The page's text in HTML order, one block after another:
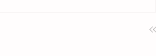
Sarmiento Tovilla, así como por autoridades locales y